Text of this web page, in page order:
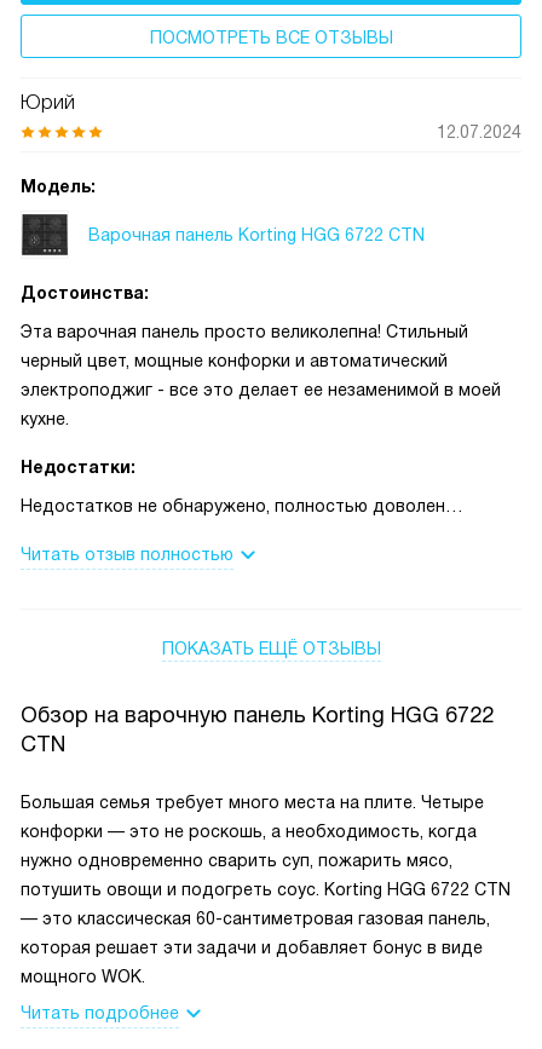
ПОСМОТРЕТЬ ВСЕ ОТЗЫВЫ
Юрий
12.07.2024
Модель:
Варочная панель Korting HGG 6722 CTN
Достоинства:
Эта варочная панель просто великолепна! Стильный
черный цвет, мощные конфорки и автоматический
электроподжиг - все это делает ее незаменимой в моей
кухне.
Недостатки:
Недостатков не обнаружено, полностью доволен
Читать отзыв полностью
ПОКАЗАТЬ ЕЩЁ ОТЗЫВЫ
Обзор на варочную панель Korting HGG 6722
CTN
Большая семья требует много места на плите. Четыре
конфорки — это не роскошь, а необходимость, когда
нужно одновременно сварить суп, пожарить мясо,
потушить овощи и подогреть соус. Korting HGG 6722 CTN
— это классическая 60-сантиметровая газовая панель,
которая решает эти задачи и добавляет бонус в виде
мощного WOK.
Читать подробнее